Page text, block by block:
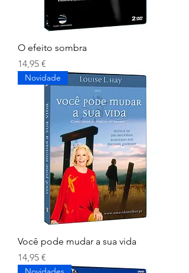
O efeito sombra
Preço
14,95 €
Novidade
Você pode mudar a sua vida
Preço
14,95 €